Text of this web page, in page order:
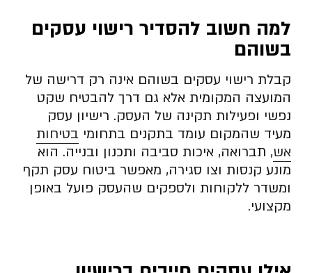
למה חשוב להסדיר רישוי עסקים
בשוהם
קבלת רישוי עסקים בשוהם אינה רק דרישה של
המועצה המקומית אלא גם דרך להבטיח שקט
נפשי ופעילות תקינה של העסק. רישיון עסק
מעיד שהמקום עומד בתקנים בתחומי בטיחות
אש, תברואה, איכות סביבה ותכנון ובנייה. הוא
מונע קנסות וצו סגירה, מאפשר ביטוח עסק תקף
ומשדר ללקוחות ולספקים שהעסק פועל באופן
מקצועי.